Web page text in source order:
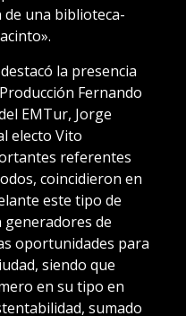
una biblioteca-
la presencia
Fernando
EMTur, Jorge
electo Vito
referentes
coincidieron en
este tipo de
de
oportunidades para
siendo que
en su tipo en
sumado